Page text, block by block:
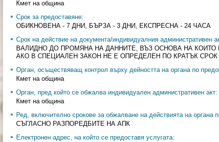
Кмет на община
Срок за предоставяне:
ОБИКНОВЕНА - 7 ДНИ, БЪРЗА - 3 ДНИ, ЕКСПРЕСНА - 24 ЧАСА
Срок на действие на документа/индивидуалния административен
ВАЛИДНО ДО ПРОМЯНА НА ДАННИТЕ, ВЪЗ ОСНОВА НА
АКО В СПЕЦИАЛЕН ЗАКОН НЕ Е ОПРЕДЕЛЕН ПО КРАТЪК
Орган, осъществяващ контрол върху дейността на органа по
Кмет на община
Орган, пред който се обжалва индивидуален административен акт:
Кмет на община
Ред, включително срокове за обжалване на действията на органа
СЪГЛАСНО РАЗПОРЕДБИТЕ НА АПК
Електронен адрес, на който се предоставя услугата: